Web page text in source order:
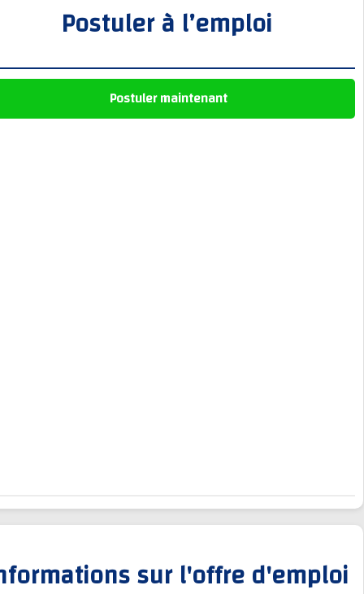
Postuler à l’emploi
Postuler maintenant
Informations sur l'offre